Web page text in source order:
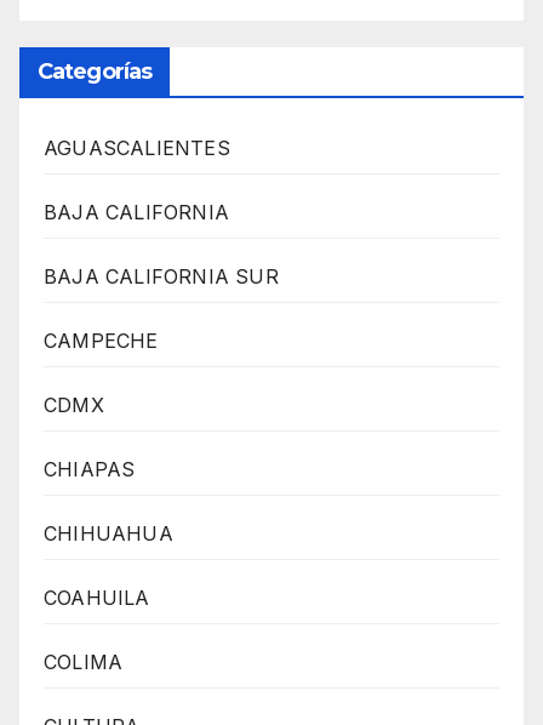
Categorías
AGUASCALIENTES
BAJA CALIFORNIA
BAJA CALIFORNIA SUR
CAMPECHE
CDMX
CHIAPAS
CHIHUAHUA
COAHUILA
COLIMA